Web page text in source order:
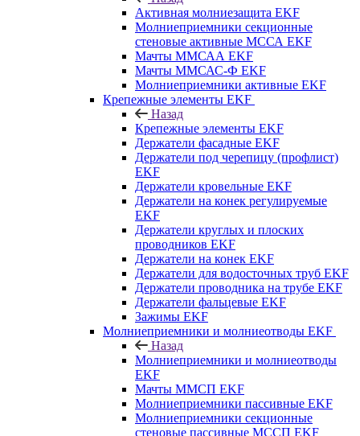
Активная молниезащита EKF
Молниеприемники секционные
стеновые активные МССА EKF
Мачты ММСАА EKF
Мачты ММСАС-Ф EKF
Молниеприемники активные EKF
Крепежные элементы EKF
Назад
Крепежные элементы EKF
Держатели фасадные EKF
Держатели под черепицу (профлист)
EKF
Держатели кровельные EKF
Держатели на конек регулируемые
EKF
Держатели круглых и плоских
проводников EKF
Держатели на конек EKF
Держатели для водосточных труб EKF
Держатели проводника на трубе EKF
Держатели фальцевые EKF
Зажимы EKF
Молниеприемники и молниеотводы EKF
Назад
Молниеприемники и молниеотводы
EKF
Мачты ММСП EKF
Молниеприемники пассивные EKF
Молниеприемники секционные
стеновые пассивные МССП EKF